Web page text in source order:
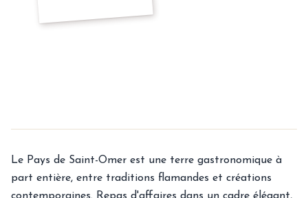
Le Pays de Saint-Omer est une terre gastronomique à
part entière, entre traditions flamandes et créations